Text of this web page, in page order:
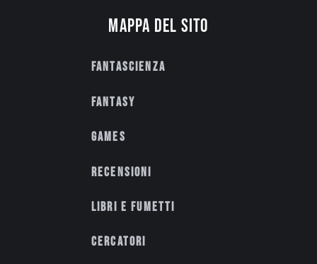
Mappa del sito
Fantascienza
Fantasy
Games
Recensioni
Libri e fumetti
Cercatori